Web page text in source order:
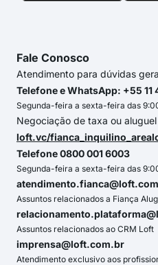
Fale Conosco
Atendimento para dúvidas
Telefone e WhatsApp: +55
Segunda-feira a sexta-feira das
Negociação de taxa ou
loft.vc/
Telefone 0800 001 6003
Segunda-feira a sexta-feira das
Assuntos relacionados a Fiança
Assuntos relacionados ao CRM Loft
imprensa@loft.com.br
Atendimento exclusivo aos